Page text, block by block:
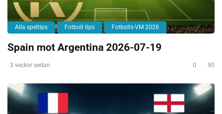
Alla speltips Fotboll tips Fotbolls-VM 2026
Spain mot Argentina 2026-07-19
3 veckor sedan 0 90